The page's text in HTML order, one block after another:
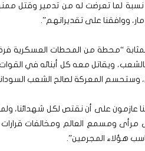
نسبة لما تعرضت له من تدمير وقتل
ووافقنا على تقديراتهم”.
بمثابة “محطة من المحطات
ويقاتل معه كل أبنائه في
وستحسم المعركة لصالح الشعب
عازمون على أن نقتص لكل شهدائنا،
ومسمع العالم ومخالفات قرارات
هؤلاء المجرمين”.